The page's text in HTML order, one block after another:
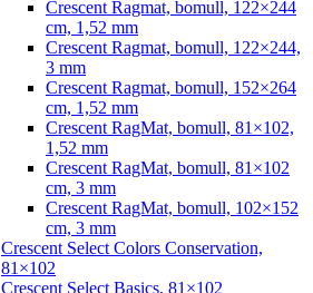
Crescent Ragmat, bomull, 122×244
cm, 1,52 mm
Crescent Ragmat, bomull, 122×244,
3 mm
Crescent Ragmat, bomull, 152×264
cm, 1,52 mm
Crescent RagMat, bomull, 81×102,
1,52 mm
Crescent RagMat, bomull, 81×102
cm, 3 mm
Crescent RagMat, bomull, 102×152
cm, 3 mm
Crescent Select Colors Conservation,
81×102
Crescent Select Basics, 81×102